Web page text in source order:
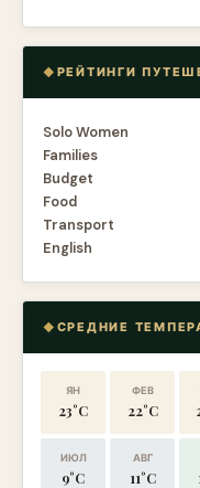
РЕЙТИНГИ
Solo Women
Families
Budget
Food
Transport
English
СРЕДНИЕ
ЯН
23°C
ФЕВ
22°C
ИЮЛ
9°C
АВГ
11°C